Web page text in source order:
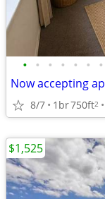
• • • • • • •
8/7 1br750ft2
$1,525